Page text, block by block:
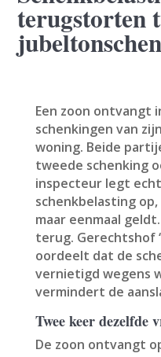
terugstorten
Een zoon ontvangt
schenkingen van
woning. Beide
tweede schenking
inspecteur legt
schenkbelasting
maar eenmaal
terug. Gerechtshof
oordeelt dat de
vernietigd wegens
vermindert de
Twee keer dezelfde
De zoon ontvangt